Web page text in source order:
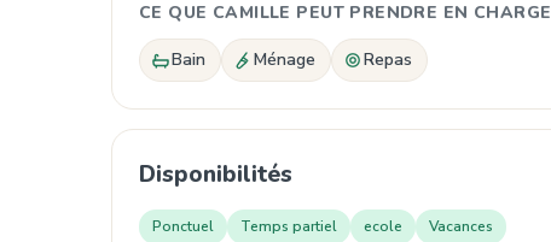
CE QUE CAMILLE PEUT PRENDRE EN CHARGE
Bain Ménage Repas
Disponibilités
Ponctuel Temps partiel ecole Vacances